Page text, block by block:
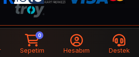
0
Sepetim Hesabım Destek
BirMAS İLETİŞİM TEKNOLOJİ LTD STİ
İştirakidir.